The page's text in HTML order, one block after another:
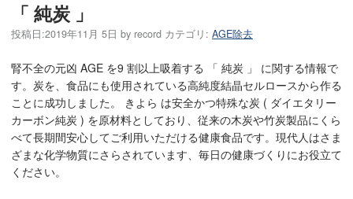
「 純炭 」
投稿日:2019年11月 5日 by record カテゴリ: AGE除去
腎不全の元凶 AGE を9 割以上吸着する 「 純炭 」 に関する情報で
す。炭を、食品にも使用されている高純度結晶セルロースから作る
ことに成功しました。 きよら は安全かつ特殊な炭 ( ダイエタリー
カーボン純炭 ) を原材料としており、従来の木炭や竹炭製品にくら
べて長期間安心してご利用いただける健康食品です。現代人はさま
ざまな化学物質にさらされています、毎日の健康づくりにお役立て
ください。